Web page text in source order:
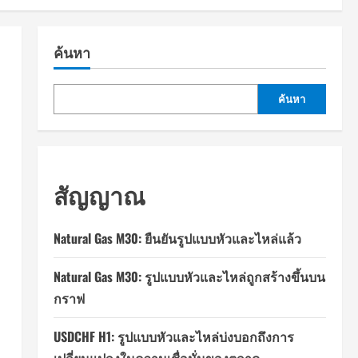
ค้นหา
ค้นหา
สัญญาณ
Natural Gas M30: ยืนยันรูปแบบหัวและไหล่แล้ว
Natural Gas M30: รูปแบบหัวและไหล่ถูกสร้างขึ้นบน
กราฟ
USDCHF H1: รูปแบบหัวและไหล่บ่งบอกถึงการ